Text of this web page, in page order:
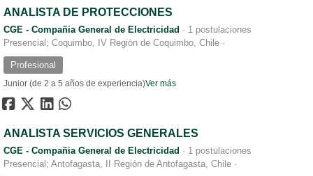
ANALISTA DE PROTECCIONES
CGE - Compañia General de Electricidad ·
Presencial; Coquimbo, IV Región de Coquimbo, Chile ·
1 postulaciones
Profesional
Junior (de 2 a 5 años de experiencia)Ver más
ANALISTA SERVICIOS GENERALES
CGE - Compañia General de Electricidad ·
Presencial; Antofagasta, II Región de Antofagasta, Chile ·
1 postulaciones